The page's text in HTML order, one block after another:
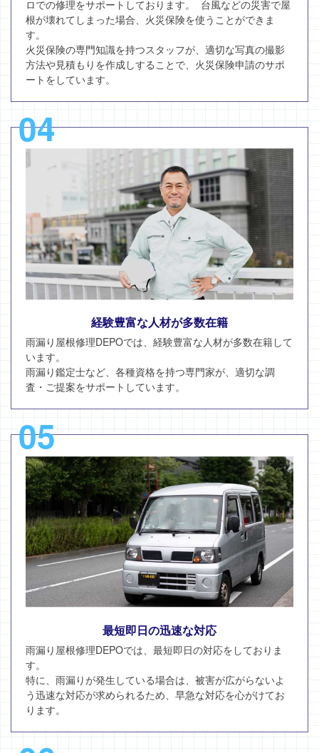
ロでの修理をサポートしております。 台風などの災害で屋
根が壊れてしまった場合、火災保険を使うことができま
す。
火災保険の専門知識を持つスタッフが、適切な写真の撮影
方法や見積もりを作成しすることで、火災保険申請のサポ
ートをしています。
04
経験豊富な人材が多数在籍
雨漏り屋根修理DEPOでは、経験豊富な人材が多数在籍して
います。
雨漏り鑑定士など、各種資格を持つ専門家が、適切な調
査・ご提案をサポートしています。
05
最短即日の迅速な対応
雨漏り屋根修理DEPOでは、最短即日の対応をしておりま
す。
特に、雨漏りが発生している場合は、被害が広がらないよ
う迅速な対応が求められるため、早急な対応を心がけてお
ります。